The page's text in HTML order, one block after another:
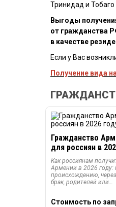
Тринидад и
Выгоды
от гражданства
в качестве
Если у Вас
Получение вида
Гражданство
для россиян в
Как россиянам
Армении в 2026 году:
происхождению,
брак, родителей или…
Стоимость по